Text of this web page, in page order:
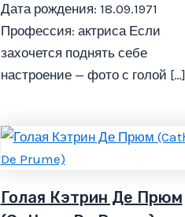
Дата рождения: 18.09.1971
Профессия: актриса Если
захочется поднять себе
настроение — фото с голой […]
Голая Кэтрин Де Прюм